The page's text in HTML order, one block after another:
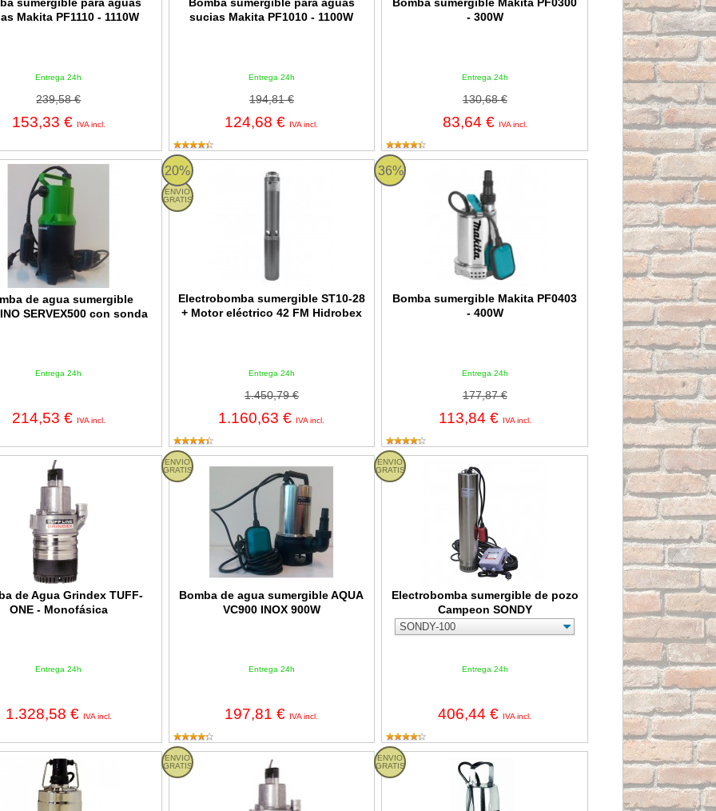
Makita PF1110 - 1110W
Entrega 24h
239,58 €
153,33 € IVA incl.
sucias Makita PF1010 - 1100W
Entrega 24h
194,81 €
124,68 € IVA incl.
- 300W
Entrega 24h
130,68 €
83,64 € IVA incl.
de agua sumergible
SERVEX500 con sonda
Entrega 24h
214,53 € IVA incl.
agua sumergible JARDINO SERVEX500 con sonda
20%
ENVIO
GRATIS
Electrobomba sumergible ST10-28
+ Motor eléctrico 42 FM Hidrobex
Entrega 24h
1.450,79 €
1.160,63 € IVA incl.
Electrobomba sumergible ST10-28 + Motor eléctrico 42 FM Hidrobex
36%
Bomba sumergible Makita PF0403
- 400W
Entrega 24h
177,87 €
113,84 € IVA incl.
Bomba sumergible Makita PF0403 - 400W
de Agua Grindex TUFF-
ONE - Monofásica
Entrega 24h
1.328,58 € IVA incl.
Agua Grindex TUFF-ONE - Monofásica
ENVIO
GRATIS
Bomba de agua sumergible AQUA
VC900 INOX 900W
Entrega 24h
197,81 € IVA incl.
Bomba de agua sumergible AQUA VC900 INOX 900W
ENVIO
GRATIS
Electrobomba sumergible de pozo
Campeon SONDY
Entrega 24h
406,44 € IVA incl.
Electrobomba sumergible de pozo Campeon SONDY
agua WEDA wp300 - Monofásica
ENVIO
GRATIS
Bomba de Agua Grindex TUFF-TWO - Monofásica
ENVIO
GRATIS
Bomba sumergible para aguas sucias Cleancraft SDWP 10020